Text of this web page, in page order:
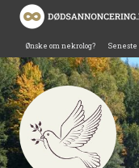
Ønske om nekrolog?